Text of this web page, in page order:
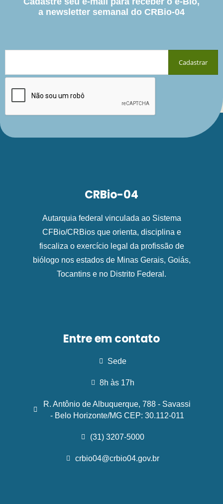
a newsletter semanal do CRBio-04
CRBio-04
Autarquia federal vinculada ao Sistema
CFBio/CRBios que orienta, disciplina e
fiscaliza o exercício legal da profissão de
biólogo nos estados de Minas Gerais, Goiás,
Tocantins e no Distrito Federal.
Entre em contato
Sede
8h às 17h
R. Antônio de Albuquerque, 788 - Savassi
- Belo Horizonte/MG CEP: 30.112-011
(31) 3207-5000
crbio04@crbio04.gov.br